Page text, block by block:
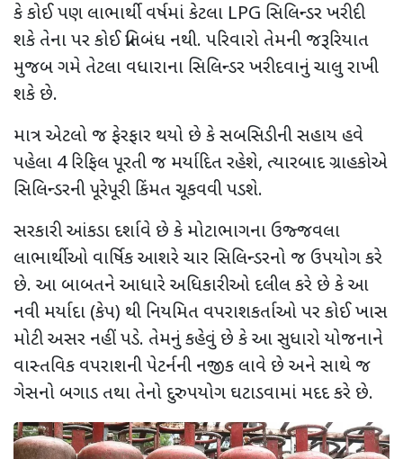
કે કોઈ પણ લાભાર્થી વર્ષમાં કેટલા LPG સિલિન્ડર ખરીદી
શકે તેના પર કોઈ પ્રતિબંધ નથી. પરિવારો તેમની જરૂરિયાત
મુજબ ગમે તેટલા વધારાના સિલિન્ડર ખરીદવાનું ચાલુ રાખી
શકે છે.
માત્ર એટલો જ ફેરફાર થયો છે કે સબસિડીની સહાય હવે
પહેલા 4 રિફિલ પૂરતી જ મર્યાદિત રહેશે, ત્યારબાદ ગ્રાહકોએ
સિલિન્ડરની પૂરેપૂરી કિંમત ચૂકવવી પડશે.
સરકારી આંકડા દર્શાવે છે કે મોટાભાગના ઉજ્જવલા
લાભાર્થીઓ વાર્ષિક આશરે ચાર સિલિન્ડરનો જ ઉપયોગ કરે
છે. આ બાબતને આધારે અધિકારીઓ દલીલ કરે છે કે આ
નવી મર્યાદા (કેપ) થી નિયમિત વપરાશકર્તાઓ પર કોઈ ખાસ
મોટી અસર નહીં પડે. તેમનું કહેવું છે કે આ સુધારો યોજનાને
વાસ્તવિક વપરાશની પેટર્નની નજીક લાવે છે અને સાથે જ
ગેસનો બગાડ તથા તેનો દુરુપયોગ ઘટાડવામાં મદદ કરે છે.